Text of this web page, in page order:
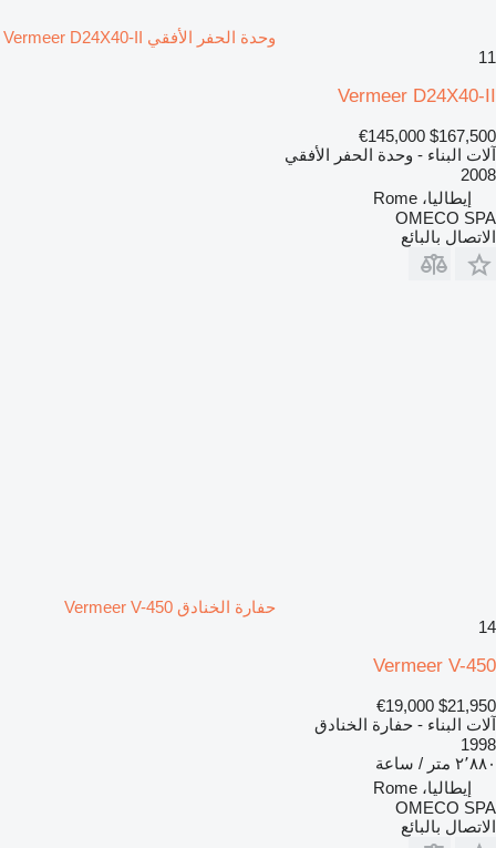
وحدة الحفر الأفقي Vermeer D24X40-II
11
Vermeer D24X40-II
$167,500
€145,000
آلات البناء - وحدة الحفر الأفقي
2008
إيطاليا، Rome
OMECO SPA
الاتصال بالبائع
حفارة الخنادق Vermeer V-450
14
Vermeer V-450
$21,950
€19,000
آلات البناء - حفارة الخنادق
1998
٢٬٨٨٠ متر / ساعة
إيطاليا، Rome
OMECO SPA
الاتصال بالبائع